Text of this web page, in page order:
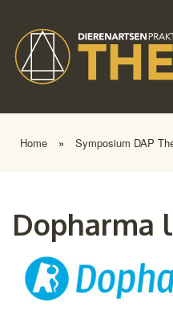
Home » Symposium DAP
Dopharma